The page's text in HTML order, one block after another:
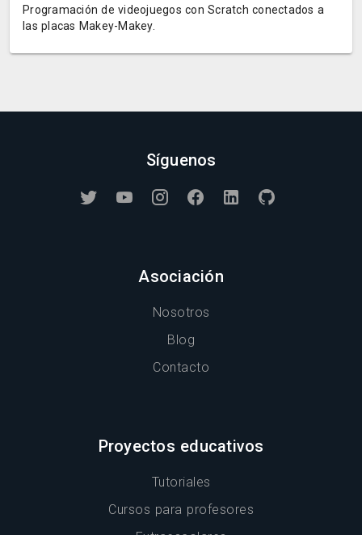
Programación de videojuegos con Scratch conectados a
las placas Makey-Makey.
Síguenos
Asociación
Nosotros
Blog
Contacto
Proyectos educativos
Tutoriales
Cursos para profesores